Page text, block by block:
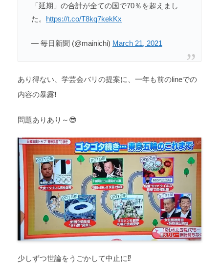
「延期」の合計が全ての国で70％を超えまし
た。 https://t.co/T8kq7kekKx
— 毎日新聞 (@mainichi) March 21, 2021
あり得ない、学芸会バリの提案に、一年も前のlineでの
内容の暴露❗
問題ありあり～😎
少しずつ世論をうごかして中止に⁉️